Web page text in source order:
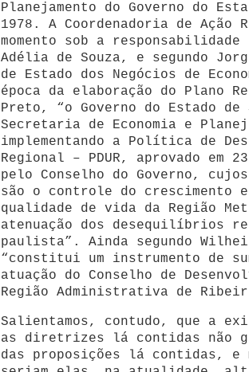
Planejamento do Governo do
1978. A Coordenadoria de Ação
momento sob a
Adélia de Souza, e segundo
de Estado dos Negócios de
época da elaboração do Plano
Preto, “o Governo do Estado
Secretaria de Economia e
implementando a Política de
Regional – PDUR, aprovado em
pelo Conselho do Governo,
são o controle do crescimento
qualidade de vida da Região
atenuação dos desequilíbrios
paulista”. Ainda segundo
“constitui um instrumento de
atuação do Conselho de
Região Administrativa de
Salientamos, contudo, que a
as diretrizes lá contidas não
das proposições lá contidas, e